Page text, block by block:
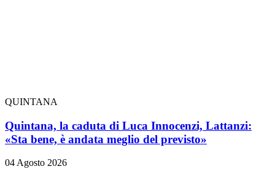
QUINTANA
Quintana, la caduta di Luca Innocenzi, Lattanzi:
«Sta bene, è andata meglio del previsto»
04 Agosto 2026